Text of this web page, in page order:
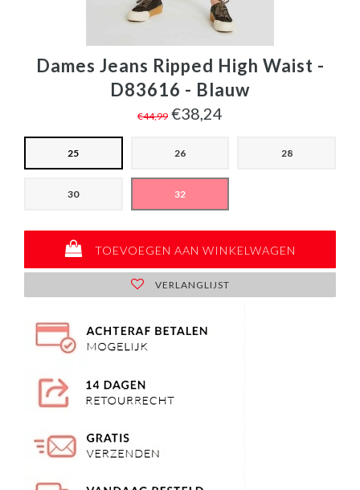
Dames Jeans Ripped High Waist -
D83616 - Blauw
€44,99 €38,24
25 26 28
30 32
TOEVOEGEN AAN WINKELWAGEN
VERLANGLIJST